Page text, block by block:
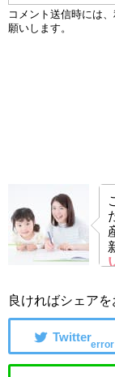
良ければシェアを
error